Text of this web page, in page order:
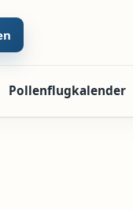
Pollenflugkalender